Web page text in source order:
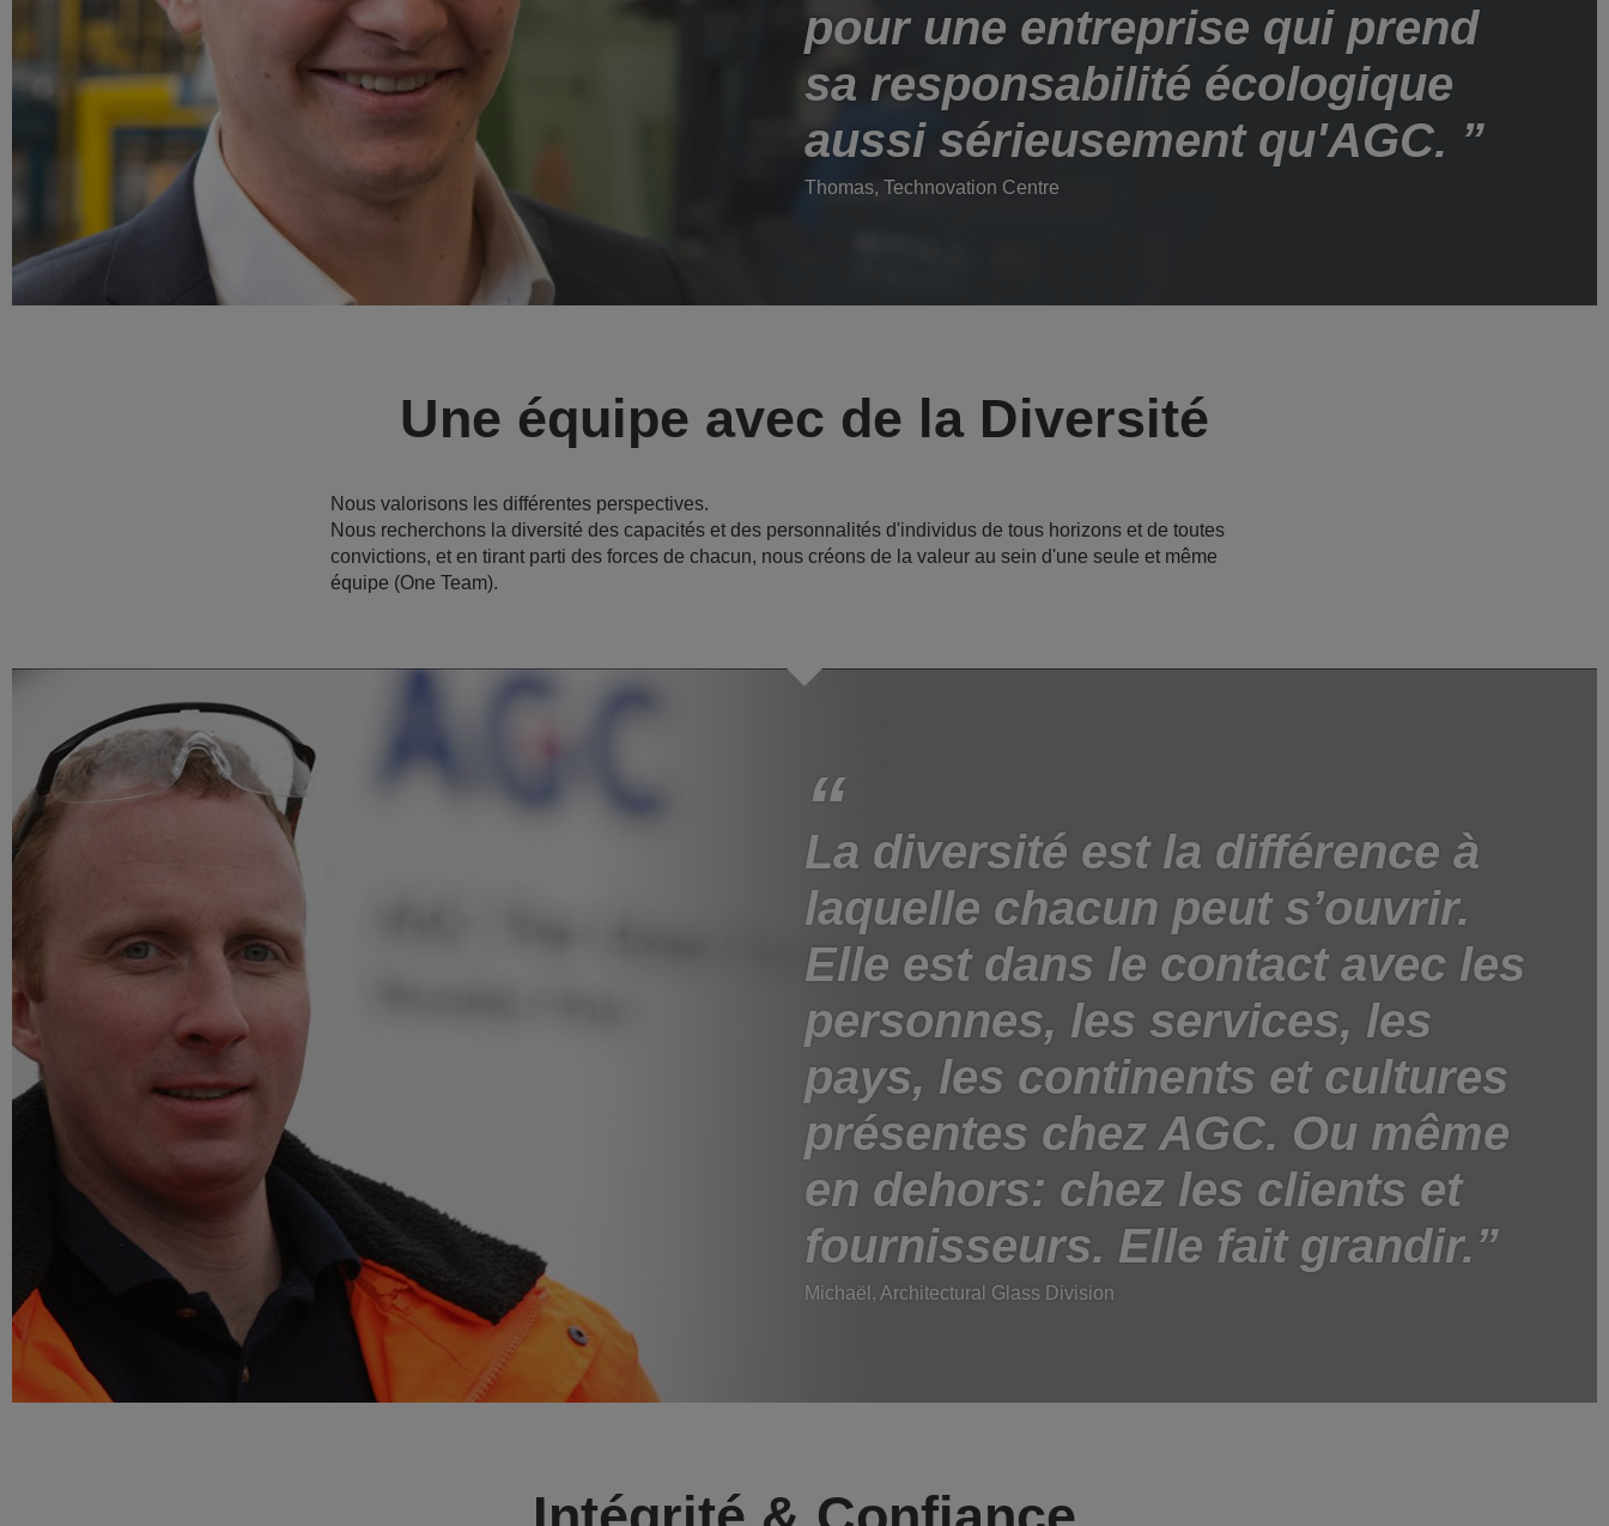
pour une entreprise qui prend
sa responsabilité écologique
aussi sérieusement qu'AGC.
Thomas, Technovation Centre
Une équipe avec de la Diversité
Nous valorisons les différentes perspectives.
Nous recherchons la diversité des capacités et des personnalités d'individus de tous horizons et de toutes
convictions, et en tirant parti des forces de chacun, nous créons de la valeur au sein d'une seule et même
équipe (One Team).
La diversité est la différence à
laquelle chacun peut s’ouvrir.
Elle est dans le contact avec les
personnes, les services, les
pays, les continents et cultures
présentes chez AGC. Ou même
en dehors: chez les clients et
fournisseurs. Elle fait grandir.
Michaël, Architectural Glass Division